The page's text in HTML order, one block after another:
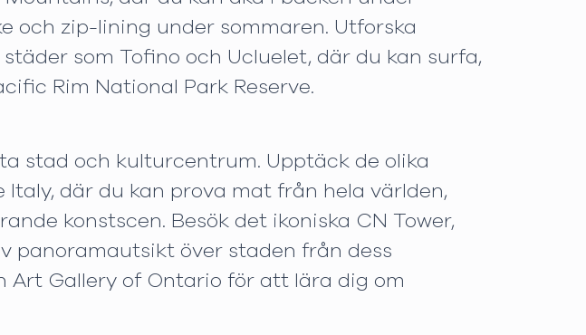
och zip-lining under sommaren. Utforska
som Tofino och Ucluelet, där du kan surfa,
Rim National Park Reserve.
stad och kulturcentrum. Upptäck de olika
där du kan prova mat från hela världen,
konstscen. Besök det ikoniska CN Tower,
panoramautsikt över staden från dess
Art Gallery of Ontario för att lära dig om